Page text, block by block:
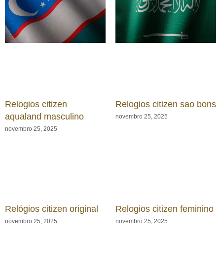
Relogios citizen
aqualand masculino
novembro 25, 2025
Relogios citizen sao bons
novembro 25, 2025
Relógios citizen original
novembro 25, 2025
Relogios citizen feminino
novembro 25, 2025